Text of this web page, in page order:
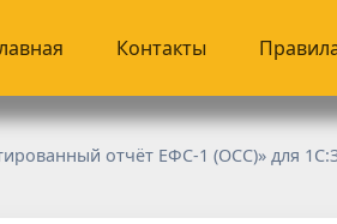
Контакты
отчёт ЕФС-1 (ОСС)» для